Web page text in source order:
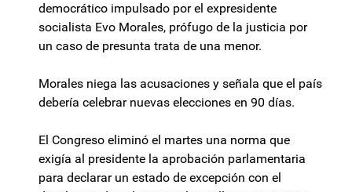
democrático impulsado por el expresidente
socialista Evo Morales, prófugo de la justicia por
un caso de presunta trata de una menor.
Morales niega las acusaciones y señala que el país
debería celebrar nuevas elecciones en 90 días.
El Congreso eliminó el martes una norma que
exigía al presidente la aprobación parlamentaria
para declarar un estado de excepción con el